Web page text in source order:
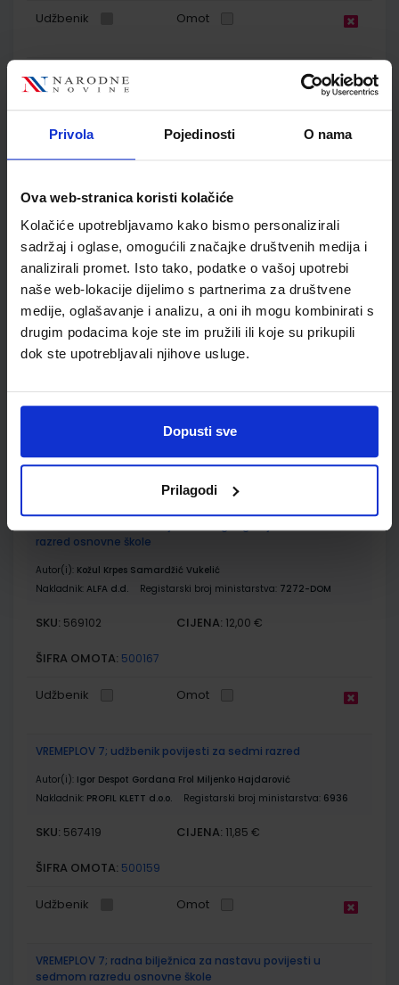
Privola Pojedinosti O nama
Ova web-stranica koristi kolačiće
Kolačiće upotrebljavamo kako bismo personalizirali
sadržaj i oglase, omogućili značajke društvenih medija i
analizirali promet. Isto tako, podatke o vašoj upotrebi
naše web-lokacije dijelimo s partnerima za društvene
medije, oglašavanje i analizu, a oni ih mogu kombinirati s
drugim podacima koje ste im pružili ili koje su prikupili
dok ste upotrebljavali njihove usluge.
Dopusti sve
Prilagodi
Udžbenik Omot
KEMIJA 7; radna bilježnica iz kemije za sedmi razred
osnovne škole
Nakladnik:ALFA d.d. Registarski broj ministarstva: 6086-DOM
ŠIFRA OMOTA: 500167
Udžbenik Omot
MOJA ZEMLJA 3; udžbenik iz geografije za sedmi razred
osnovne škole
Nakladnik:
ALFA d.d. Registarski broj ministarstva:
SKU:569101 CIJENA:12,04 €
Udžbenik Omot
razred osnovne škole
Autor(i): Kožul Krpes Samardžić Vukelić
Nakladnik: ALFA d.d. Registarski broj ministarstva: 7272-DOM
SKU: 569102 CIJENA: 12,00 €
ŠIFRA OMOTA: 500167
Udžbenik Omot
VREMEPLOV 7; udžbenik povijesti za sedmi razred
Autor(i): Igor Despot Gordana Frol Miljenko Hajdarović
Nakladnik: PROFIL KLETT d.o.o. Registarski broj ministarstva: 6936
SKU: 567419 CIJENA: 11,85 €
ŠIFRA OMOTA: 500159
Udžbenik Omot
VREMEPLOV 7; radna bilježnica za nastavu povijesti u
sedmom razredu osnovne škole